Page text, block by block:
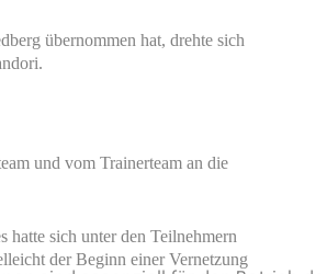
übernommen hat, drehte sich
und vom Trainerteam an die
hatte sich unter den Teilnehmern
der Beginn einer Vernetzung